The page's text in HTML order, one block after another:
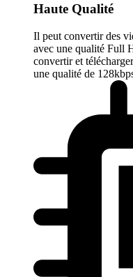
Haute Qualité
Il peut convertir des
avec une qualité Full
convertir et
une qualité de